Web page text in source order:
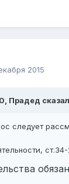
2015
Прадед
следует